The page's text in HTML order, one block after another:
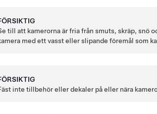
till att kamerorna är fria från smuts, skräp, snö
med ett vasst eller slipande föremål som
inte tillbehör eller dekaler på eller nära